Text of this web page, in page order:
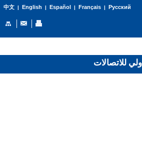
中文| English | Español | Français| Русский
للاتصالات